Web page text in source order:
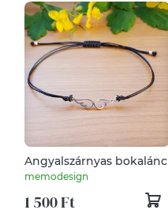
Angyalszárnyas bokalánc
memodesign
1 500 Ft